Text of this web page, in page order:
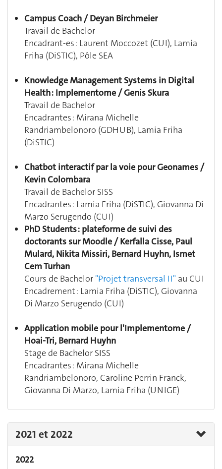
Campus Coach / Deyan Birchmeier
Travail de Bachelor
Encadrant-es : Laurent Moccozet (CUI), Lamia
Friha (DiSTIC), Pôle SEA
Knowledge Management Systems in Digital
Health : Implementome / Genis Skura
Travail de Bachelor
Encadrantes : Mirana Michelle
Randriambelonoro (GDHUB), Lamia Friha
(DiSTIC)
Chatbot interactif par la voie pour Geonames /
Kevin Colombara
Travail de Bachelor SISS
Encadrantes : Lamia Friha (DiSTIC), Giovanna Di
Marzo Serugendo (CUI)
PhD Students : plateforme de suivi des
doctorants sur Moodle / Kerfalla Cisse, Paul
Mulard, Nikita Missiri, Bernard Huyhn, Ismet
Cem Turhan
Cours de Bachelor "Projet transversal II" au CUI
Encadrement : Lamia Friha (DiSTIC), Giovanna
Di Marzo Serugendo (CUI)
Application mobile pour l'Implementome /
Hoai-Tri, Bernard Huyhn
Stage de Bachelor SISS
Encadrantes : Mirana Michelle
Randriambelonoro, Caroline Perrin Franck,
Giovanna Di Marzo, Lamia Friha (UNIGE)
2021 et 2022
2022